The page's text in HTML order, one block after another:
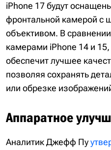
iPhone 17 будут
фронтальной камерой с
объективом. В
камерами iPhone 14 и
обеспечит лучшее
позволяя сохранять
или обрезке
Аппаратное
Аналитик Джефф Пу